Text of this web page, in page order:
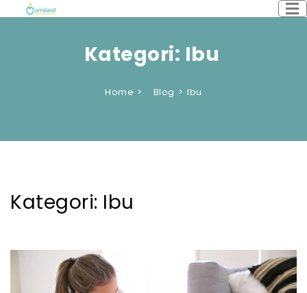
Kategori: Ibu
Home Blog Ibu
Kategori: Ibu